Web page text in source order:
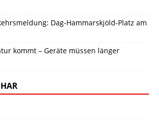
Dag-Hammarskjöld-Platz am
kommt – Geräte müssen länger